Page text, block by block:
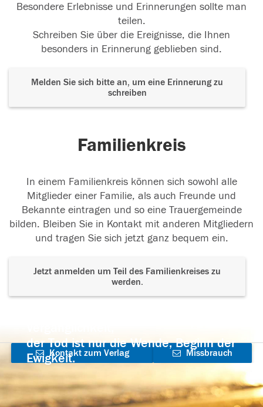
Besondere Erlebnisse und Erinnerungen sollte man
teilen.
Schreiben Sie über die Ereignisse, die Ihnen
besonders in Erinnerung geblieben sind.
Melden Sie sich bitte an, um eine Erinnerung zu
schreiben
Familienkreis
In einem Familienkreis können sich sowohl alle
Mitglieder einer Familie, als auch Freunde und
Bekannte eintragen und so eine Trauergemeinde
bilden. Bleiben Sie in Kontakt mit anderen Mitgliedern
und tragen Sie sich jetzt ganz bequem ein.
Jetzt anmelden um Teil des Familienkreises zu
werden.
der Tod ist nur die Wende, Beginn der
Ewigkeit.
Kontakt zum Verlag
aufnehmen
Missbrauch